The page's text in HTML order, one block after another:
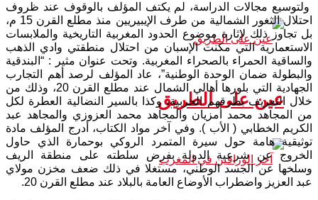
عين على الطريق
ولتوسيع مجالات الدراسة، لم يكتف المؤلف بالوقوف عند ظروف
احتلال الثغور الشمالية من طرف الإيبيريين منذ مطلع القرن 15 م،
بل تجاوز ذلك لإثارة موضوع الحدود المغربية التاريخية والملابسات
الاستعمارية التي مكنت الإسبان من احتلال منطقتي وادي الذهب
والساقية الحمراء بالصحراء المغربية. وتحت عنوان مثير : “البندقية
والبطولة ضمان الوحدة الوطنية”، عاد المؤلف لرصد أهم التجارب
الجهادية التي بلورها أهالي الشمال عند مطلع القرن 20، وذلك من
خلال التعريف بطرقهم الحربية، وكذا بالسير النضالية العطرة لكل
من المجاهد محمد أمزيان والمجاهد محمد العزوزي والمجاهد عبد
الكريم الخطابي ( الأب ). وفي آخر مواد الكتاب، أدرج المؤلف مادة
توثيقية هامة حول سيرة المتمرد الروكي بوحمارة الذي حاول
الخروج عن شرعية الدولة بفرض سلطته على منطقة الريف
وسلخها عن الجسد الوطني، مستغلا في ذلك ضعف مخزن مولاي
عبد العزيز واضطراب الأوضاع العامة بالبلاد عند مطلع القرن 20.